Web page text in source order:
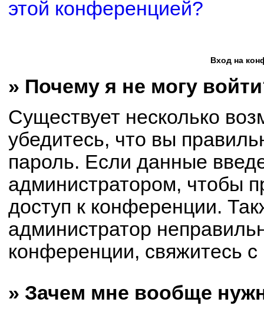
этой конференцией?
Вход на
» Почему я не могу
Существует несколько
убедитесь, что вы
пароль. Если данные
администратором, чтобы
доступ к конференции.
администратор
конференции, свяжитесь
» Зачем мне вообще